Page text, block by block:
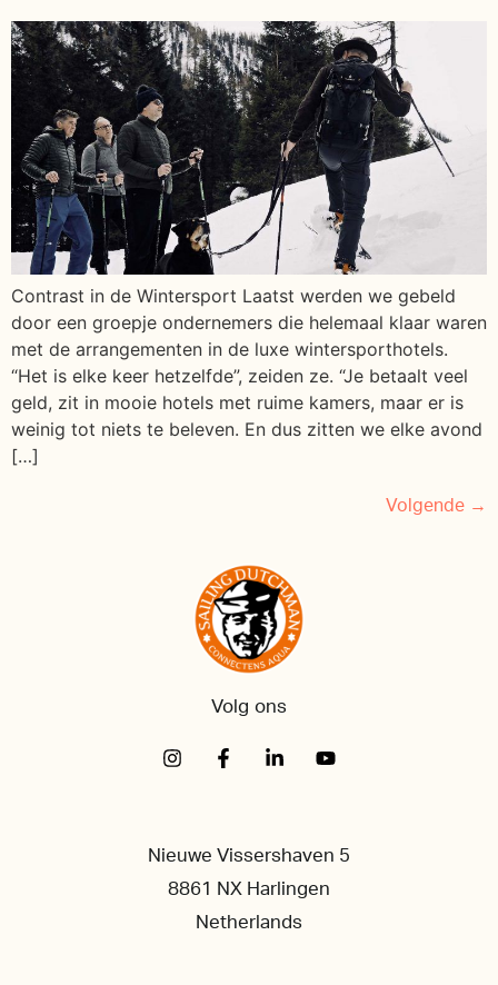
Contrast in de Wintersport Laatst werden we gebeld
door een groepje ondernemers die helemaal klaar waren
met de arrangementen in de luxe wintersporthotels.
“Het is elke keer hetzelfde”, zeiden ze. “Je betaalt veel
geld, zit in mooie hotels met ruime kamers, maar er is
weinig tot niets te beleven. En dus zitten we elke avond
[…]
Volgende →
Volg ons
Nieuwe Vissershaven 5
8861 NX Harlingen
Netherlands